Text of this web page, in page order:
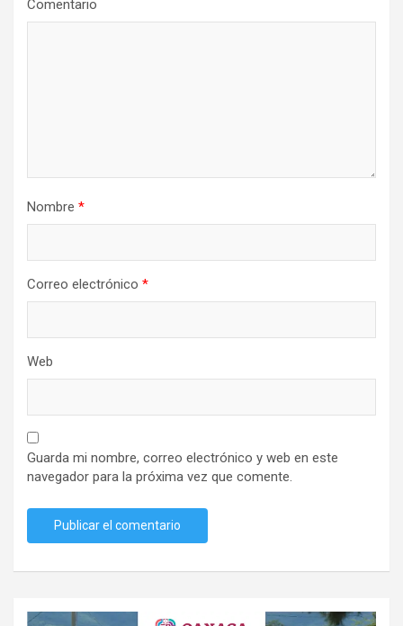
Comentario
Nombre *
Correo electrónico *
Web
Guarda mi nombre, correo electrónico y web en este
navegador para la próxima vez que comente.